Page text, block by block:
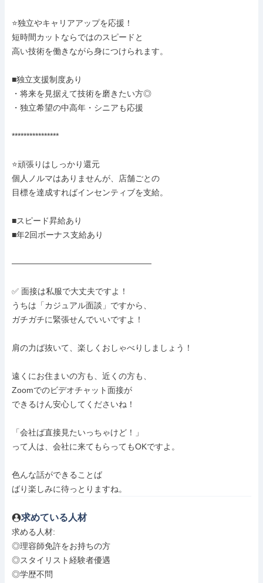
⭐️独立やキャリアアップを応援！
短時間カットならではのスピードと
高い技術を働きながら身につけられます。
■独立支援制度あり
・将来を見据えて技術を磨きたい方◎
・独立希望の中高年・シニアも応援
****************
⭐️頑張りはしっかり還元
個人ノルマはありませんが、店舗ごとの
目標を達成すればインセンティブを支給。
■スピード昇給あり
■年2回ボーナス支給あり
―――――――――――――――――
✅ 面接は私服で大丈夫ですよ！
うちは「カジュアル面談」ですから、
ガチガチに緊張せんでいいですよ！
肩の力ば抜いて、楽しくおしゃべりしましょう！
遠くにお住まいの方も、近くの方も、
Zoomでのビデオチャット面接が
できるけん安心してくださいね！
「会社ば直接見たいっちゃけど！」
って人は、会社に来てもらってもOKですよ。
色んな話ができることば
ばり楽しみに待っとりますね。
求めている人材
求める人材:
◎理容師免許をお持ちの方
◎スタイリスト経験者優遇
◎学歴不問